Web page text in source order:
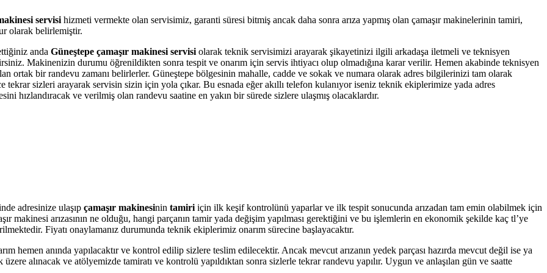
servisi hizmeti vermekte olan servisimiz, garanti süresi bitmiş ancak daha sonra arıza yapmış olan çamaşır makinelerinin tamiri,
olarak belirlemiştir.
anda Güneştepe çamaşır makinesi servisi olarak teknik servisimizi arayarak şikayetinizi ilgili arkadaşa iletmeli ve teknisyen
Makinenizin durumu öğrenildikten sonra tespit ve onarım için servis ihtiyacı olup olmadığına karar verilir. Hemen akabinde teknisyen
ortak bir randevu zamanı belirlerler. Güneştepe bölgesinin mahalle, cadde ve sokak ve numara olarak adres bilgilerinizi tam olarak
sizleri arayarak servisin sizin için yola çıkar. Bu esnada eğer akıllı telefon kulanıyor iseniz teknik ekiplerimize yada adres
hızlandıracak ve verilmiş olan randevu saatine en yakın bir sürede sizlere ulaşmış olacaklardır.
adresinize ulaşıp çamaşır makinesinin tamiri için ilk keşif kontrolünü yaparlar ve ilk tespit sonucunda arızadan tam emin olabilmek için
makinesi arızasının ne olduğu, hangi parçanın tamir yada değişim yapılması gerektiğini ve bu işlemlerin en ekonomik şekilde kaç tl’ye
Fiyatı onaylamanız durumunda teknik ekiplerimiz onarım sürecine başlayacaktır.
hemen anında yapılacaktır ve kontrol edilip sizlere teslim edilecektir. Ancak mevcut arızanın yedek parçası hazırda mevcut değil ise ya
alınacak ve atölyemizde tamiratı ve kontrolü yapıldıktan sonra sizlerle tekrar randevu yapılır. Uygun ve anlaşılan gün ve saatte